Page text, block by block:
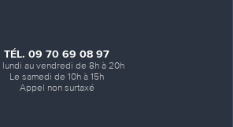
TÉL. 09 70 69 08 97
lundi au vendredi de 8h à 20h
Le samedi de 10h à 15h
Appel non surtaxé